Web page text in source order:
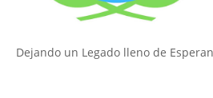
Dejando un Legado lleno de